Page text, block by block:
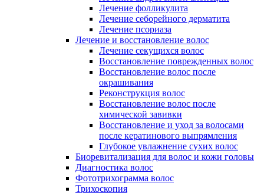
Лечение фолликулита
Лечение себорейного дерматита
Лечение псориаза
Лечение и восстановление волос
Лечение секущихся волос
Восстановление поврежденных волос
Восстановление волос после
окрашивания
Реконструкция волос
Восстановление волос после
химической завивки
Восстановление и уход за волосами
после кератинового выпрямления
Глубокое увлажнение сухих волос
Биоревитализация для волос и кожи головы
Диагностика волос
Фототрихограмма волос
Трихоскопия